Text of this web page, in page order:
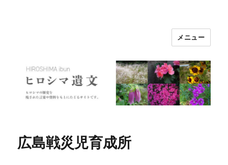
メニュー
広島戦災児育成所